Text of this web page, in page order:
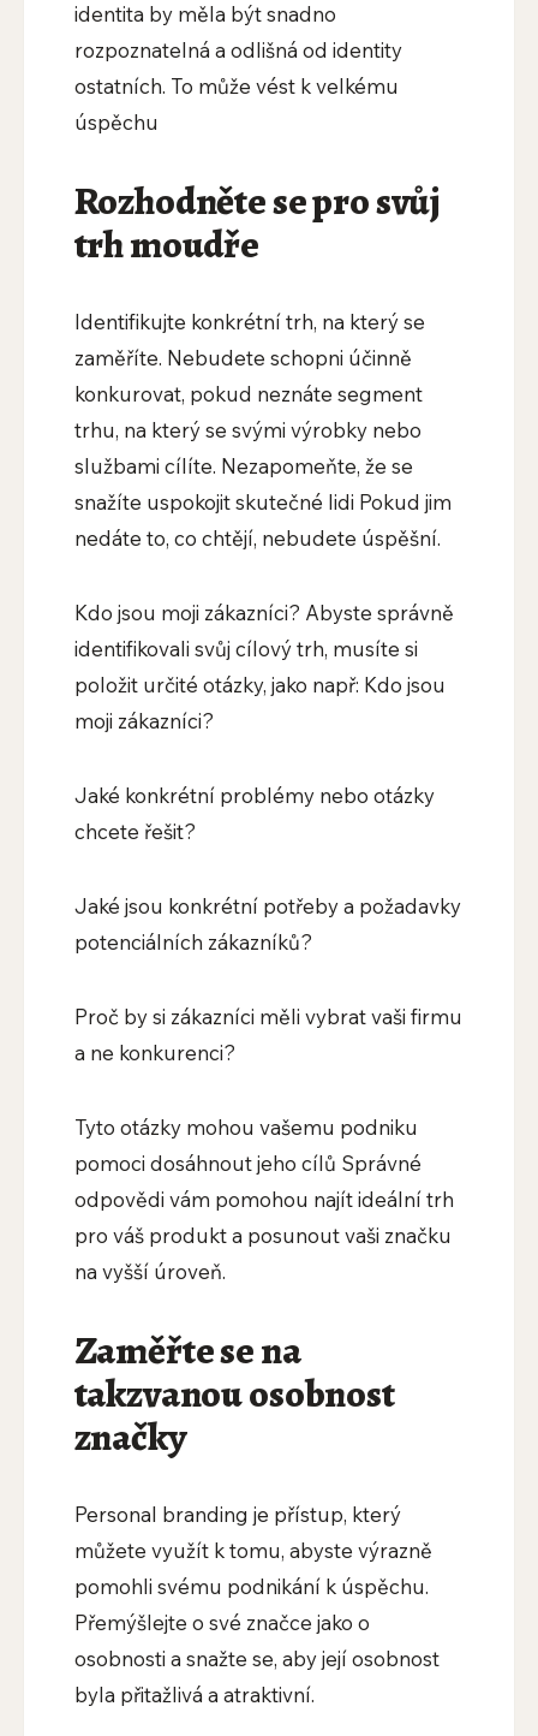
identita by měla být snadno
rozpoznatelná a odlišná od identity
ostatních. To může vést k velkému
úspěchu
Rozhodněte se pro svůj
trh moudře
Identifikujte konkrétní trh, na který se
zaměříte. Nebudete schopni účinně
konkurovat, pokud neznáte segment
trhu, na který se svými výrobky nebo
službami cílíte. Nezapomeňte, že se
snažíte uspokojit skutečné lidi Pokud jim
nedáte to, co chtějí, nebudete úspěšní.
Kdo jsou moji zákazníci? Abyste správně
identifikovali svůj cílový trh, musíte si
položit určité otázky, jako např: Kdo jsou
moji zákazníci?
Jaké konkrétní problémy nebo otázky
chcete řešit?
Jaké jsou konkrétní potřeby a požadavky
potenciálních zákazníků?
Proč by si zákazníci měli vybrat vaši firmu
a ne konkurenci?
Tyto otázky mohou vašemu podniku
pomoci dosáhnout jeho cílů Správné
odpovědi vám pomohou najít ideální trh
pro váš produkt a posunout vaši značku
na vyšší úroveň.
Zaměřte se na
takzvanou osobnost
značky
Personal branding je přístup, který
můžete využít k tomu, abyste výrazně
pomohli svému podnikání k úspěchu.
Přemýšlejte o své značce jako o
osobnosti a snažte se, aby její osobnost
byla přitažlivá a atraktivní.